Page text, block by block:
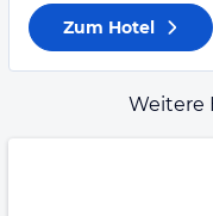
Zum Hotel
Weitere